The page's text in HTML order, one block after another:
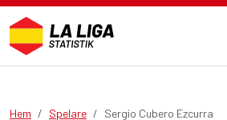
Hem Spelare Sergio Cubero Ezcurra